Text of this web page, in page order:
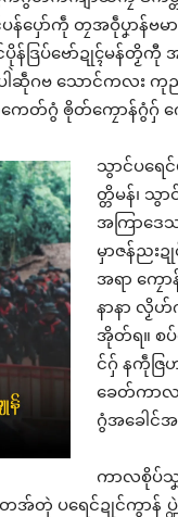
ဝ
သ
ဗၟ
ရ
In
န်ပှော်ကဵု တၠအဝဵုပၞာန်ဗ
ပိုန်ဒြပ်ဗော်ဍုၚ်မန်
ဆဵုဂဗ သောင်ကလး ကုည
ေတ်ဂွံ ၜိုတ်ကၠောန်ဂွံဂှ်
သွာင်ပရ
တ္တိမန်၊ သွ
အကြာဒေ
မှာဇန်ညး
အရာ ကၠော
နာနာ လၟိဟ်
အိုတ်ရ။ စ
င်ဂှ် နကဵုဇ
ခေတ်ကာလ
ဂွံအခေါင်
ကာလစိုပ်သၞ
တုဲ ပရေင်ဍုင်ကွာန် ပ္